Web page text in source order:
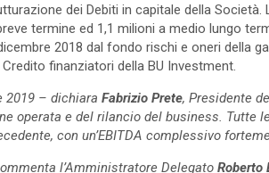
dei Debiti in capitale della Società.
termine ed 1,1 milioni a medio lungo
2018 dal fondo rischi e oneri della
finanziatori della BU Investment.
2019 – dichiara Fabrizio Prete, Presidente
operata e del rilancio del business. Tutte
con un’EBITDA complessivo
l’Amministratore Delegato Roberto